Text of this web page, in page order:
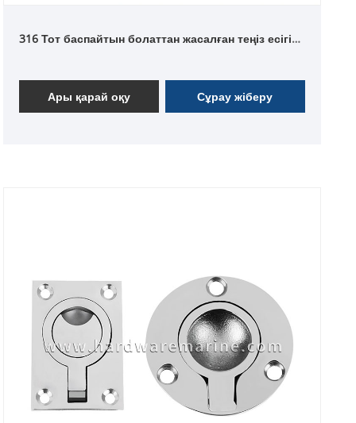
316 Тот баспайтын болаттан жасалған теңіз есігін
Ары қарай оқу Сұрау жіберу